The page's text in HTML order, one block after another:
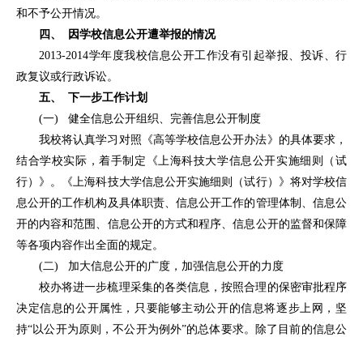
和不予公开情况。
四、 因学校信息公开遭举报的情况
2013-2014学年度我校信息公开工作没有引起举报、投诉、行
政复议或行政诉讼。
五、 下一步工作计划
(一) 健全信息公开组织、完善信息公开制度
我校将认真学习对照《高等学校信息公开办法》的具体要求，
结合学校实际，着手制定《上海科技大学信息公开实施细则（试
行）》。《上海科技大学信息公开实施细则（试行）》将对学校信
息公开的工作机构及具体职责、信息公开工作的管理体制、信息公
开的内容和范围、信息公开的方式和程序、信息公开的监督和保障
等各项内容作出全面的规定。
(二) 加大信息公开的广度，加强信息公开的力度
校办将进一步梳理采集的各类信息，按照合理的保密审批程序
决定信息的公开属性，只要能够主动公开的信息将逐步上网，坚
持“以公开为原则，不公开为例外”的总体要求。除了目前的信息公